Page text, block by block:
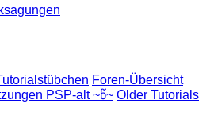
Foren-Übersicht
PSP-alt ~წ~ Older Tutorials